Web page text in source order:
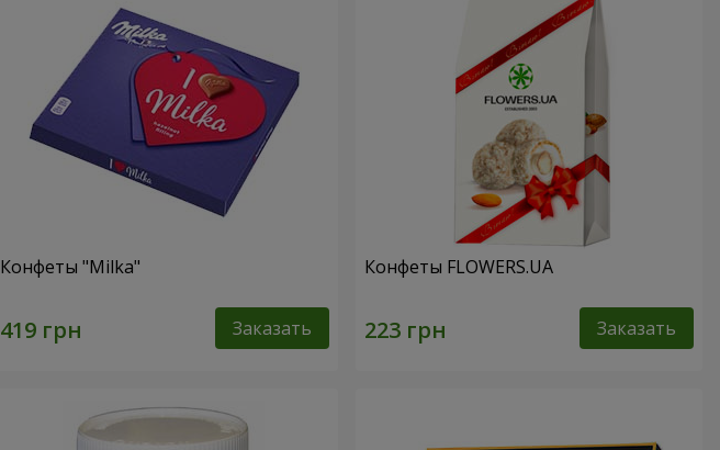
Конфеты "Milka"
Заказать
Конфеты FLOWERS.UA
Заказать